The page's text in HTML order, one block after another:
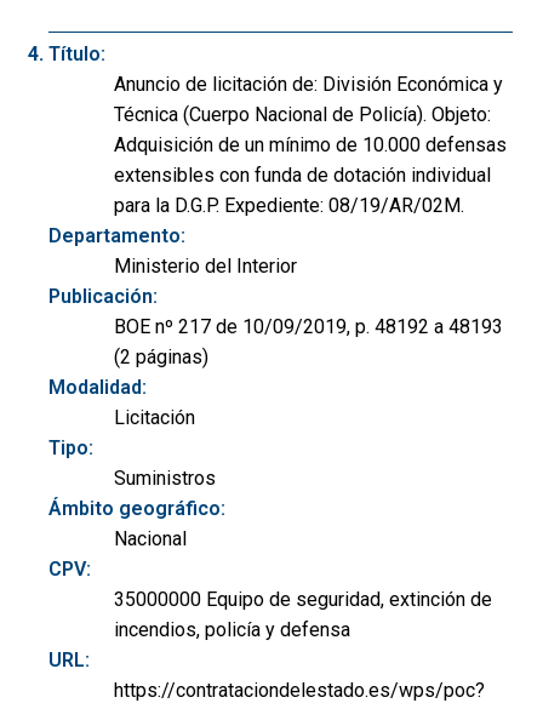
Título:
Anuncio de licitación de: División Económica y
Técnica (Cuerpo Nacional de Policía). Objeto:
Adquisición de un mínimo de 10.000 defensas
extensibles con funda de dotación individual
para la D.G.P. Expediente: 08/19/AR/02M.
Departamento:
Ministerio del Interior
Publicación:
BOE nº 217 de 10/09/2019, p. 48192 a 48193
(2 páginas)
Modalidad:
Licitación
Tipo:
Suministros
Ámbito geográfico:
Nacional
CPV:
35000000 Equipo de seguridad, extinción de
incendios, policía y defensa
URL:
https://contrataciondelestado.es/wps/poc?